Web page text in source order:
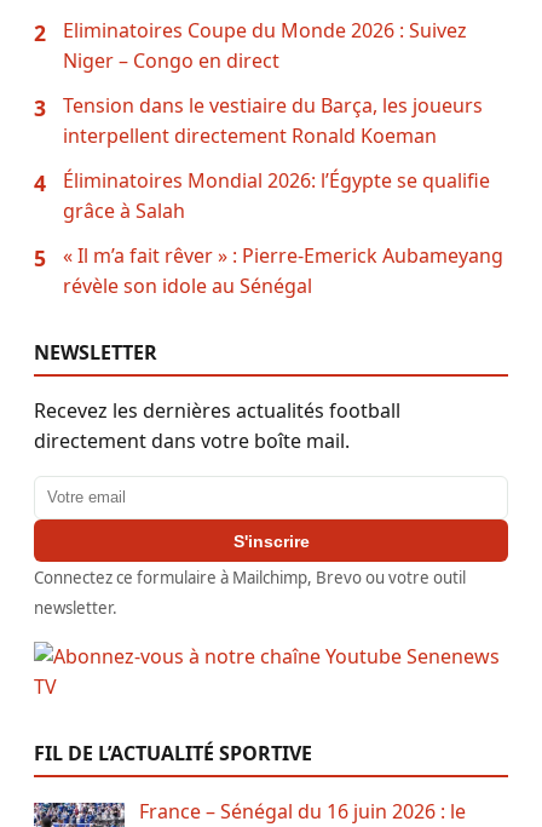
2
Eliminatoires Coupe du Monde 2026 : Suivez
Niger – Congo en direct
3
Tension dans le vestiaire du Barça, les joueurs
interpellent directement Ronald Koeman
4
Éliminatoires Mondial 2026: l’Égypte se qualifie
grâce à Salah
5
« Il m’a fait rêver » : Pierre-Emerick Aubameyang
révèle son idole au Sénégal
NEWSLETTER
Recevez les dernières actualités football
directement dans votre boîte mail.
Adresse email
S'inscrire
Connectez ce formulaire à Mailchimp, Brevo ou votre outil
newsletter.
FIL DE L’ACTUALITÉ SPORTIVE
France – Sénégal du 16 juin 2026 : le